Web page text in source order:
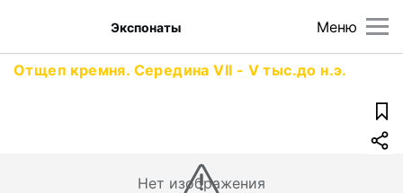
Меню
Экспонаты
Отщеп кремня. Середина VII - V тыс.до н.э.
Нет изображения